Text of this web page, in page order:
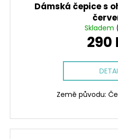
Dámská čepice s
Skladem
290
Země původu: